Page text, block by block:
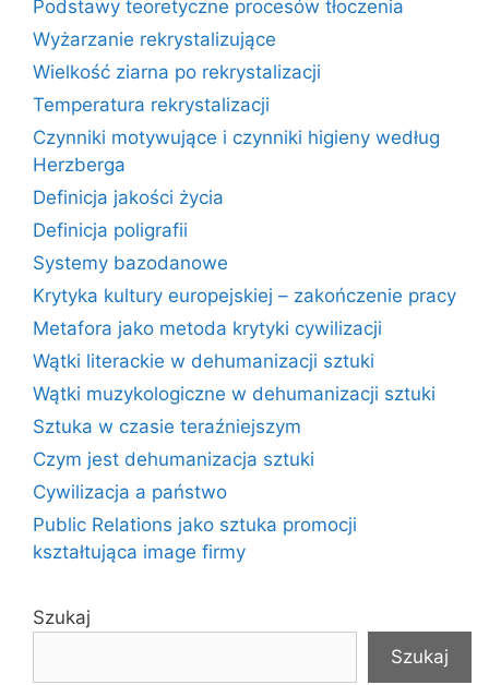
Podstawy teoretyczne procesów tłoczenia
Wyżarzanie rekrystalizujące
Wielkość ziarna po rekrystalizacji
Temperatura rekrystalizacji
Czynniki motywujące i czynniki higieny według
Herzberga
Definicja jakości życia
Definicja poligrafii
Systemy bazodanowe
Krytyka kultury europejskiej – zakończenie pracy
Metafora jako metoda krytyki cywilizacji
Wątki literackie w dehumanizacji sztuki
Wątki muzykologiczne w dehumanizacji sztuki
Sztuka w czasie teraźniejszym
Czym jest dehumanizacja sztuki
Cywilizacja a państwo
Public Relations jako sztuka promocji
kształtująca image firmy
Szukaj
Szukaj